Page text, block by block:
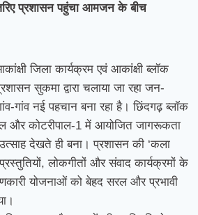
प्रशासन पहुंचा आमजन के बीच
जिला कार्यक्रम एवं आकांक्षी ब्लॉक
सुकमा द्वारा चलाया जा रहा जन-
गांव नई पहचान बना रहा है। छिंदगढ़ ब्लॉक
और कोटरीपाल-1 में आयोजित जागरूकता
उत्साह देखते ही बना। प्रशासन की ‘कला
लोकगीतों और संवाद कार्यक्रमों के
योजनाओं को बेहद सरल और प्रभावी